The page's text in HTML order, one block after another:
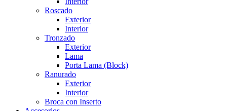
Roscado
Exterior
Interior
Tronzado
Exterior
Lama
Porta Lama (Block)
Ranurado
Exterior
Interior
Broca con Inserto